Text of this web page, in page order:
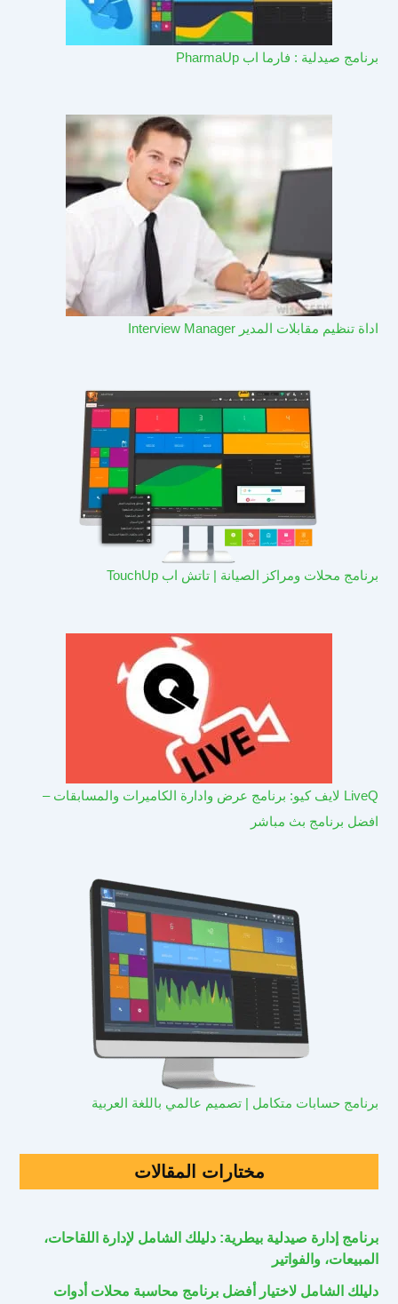
برنامج صيدلية : فارما اب PharmaUp​
اداة تنظيم مقابلات المدير Interview Manager
برنامج محلات ومراكز الصيانة | تاتش اب TouchUp
LiveQ لايف كيو: برنامج عرض وادارة الكاميرات والمسابقات –
افضل برنامج بث مباشر
برنامج حسابات متكامل | تصميم عالمي باللغة العربية
مختارات المقالات
برنامج إدارة صيدلية بيطرية: دليلك الشامل لإدارة اللقاحات،
المبيعات، والفواتير
دليلك الشامل لاختيار أفضل برنامج محاسبة محلات أدوات